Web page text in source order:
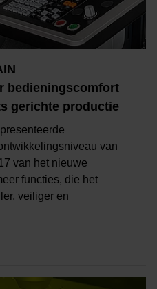
bedieningscomfort
gerichte productie
van
van het nieuwe
functies, die het
veiliger en